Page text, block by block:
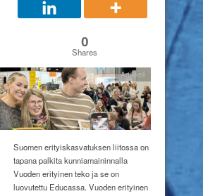
0
Shares
Artikkeli
Suomen erityiskasvatuksen liitossa on
tapana palkita kunniamaininnalla
Vuoden erityinen teko ja se on
luovutettu Educassa. Vuoden erityinen